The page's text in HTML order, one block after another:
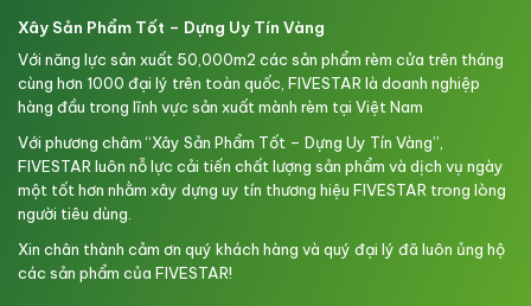
Xây Sản Phẩm Tốt – Dựng Uy Tín Vàng
Với năng lực sản xuất 50,000m2 các sản phẩm rèm cửa trên tháng
cùng hơn 1000 đại lý trên toàn quốc, FIVESTAR là doanh nghiệp
hàng đầu trong lĩnh vực sản xuất mành rèm tại Việt Nam
Với phương châm “Xây Sản Phẩm Tốt – Dựng Uy Tín Vàng”,
FIVESTAR luôn nỗ lực cải tiến chất lượng sản phẩm và dịch vụ ngày
một tốt hơn nhằm xây dựng uy tín thương hiệu FIVESTAR trong lòng
người tiêu dùng.
Xin chân thành cảm ơn quý khách hàng và quý đại lý đã luôn ủng hộ
các sản phẩm của FIVESTAR!